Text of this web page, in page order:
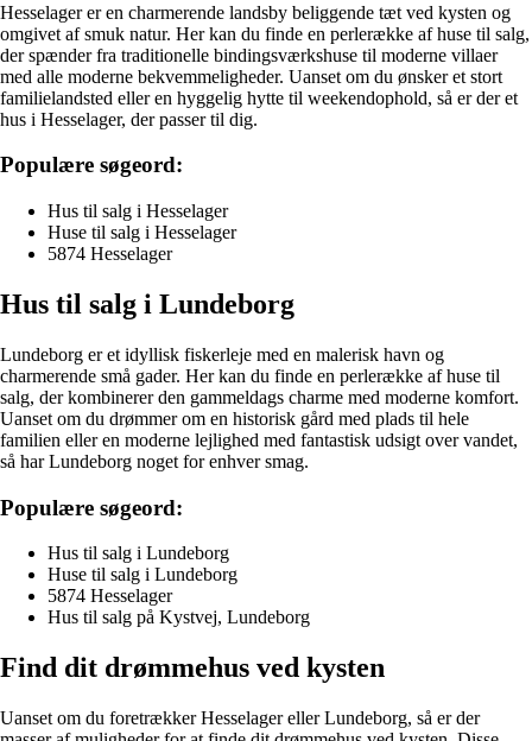
Hesselager er en charmerende landsby beliggende tæt ved kysten og
omgivet af smuk natur. Her kan du finde en perlerække af huse til salg,
der spænder fra traditionelle bindingsværkshuse til moderne villaer
med alle moderne bekvemmeligheder. Uanset om du ønsker et stort
familielandsted eller en hyggelig hytte til weekendophold, så er der et
hus i Hesselager, der passer til dig.
Populære søgeord:
Hus til salg i Hesselager
Huse til salg i Hesselager
5874 Hesselager
Hus til salg i Lundeborg
Lundeborg er et idyllisk fiskerleje med en malerisk havn og
charmerende små gader. Her kan du finde en perlerække af huse til
salg, der kombinerer den gammeldags charme med moderne komfort.
Uanset om du drømmer om en historisk gård med plads til hele
familien eller en moderne lejlighed med fantastisk udsigt over vandet,
så har Lundeborg noget for enhver smag.
Populære søgeord:
Hus til salg i Lundeborg
Huse til salg i Lundeborg
5874 Hesselager
Hus til salg på Kystvej, Lundeborg
Find dit drømmehus ved kysten
Uanset om du foretrækker Hesselager eller Lundeborg, så er der